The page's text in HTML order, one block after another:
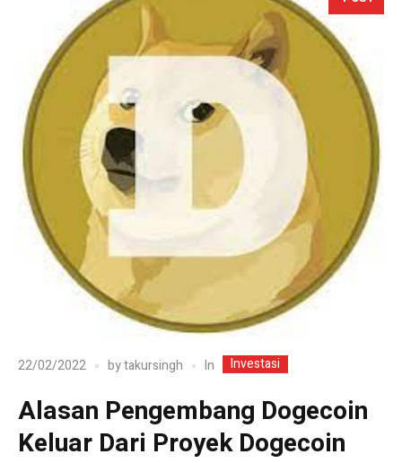
22/02/2022 bytakursingh In Investasi
Alasan Pengembang Dogecoin
Keluar Dari Proyek Dogecoin